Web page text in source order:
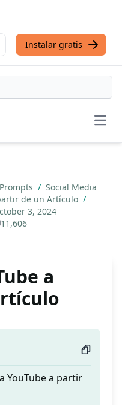
Instalar gratis
/ Social Media
de un Artículo /
3, 2024
11,606
a
YouTube a partir